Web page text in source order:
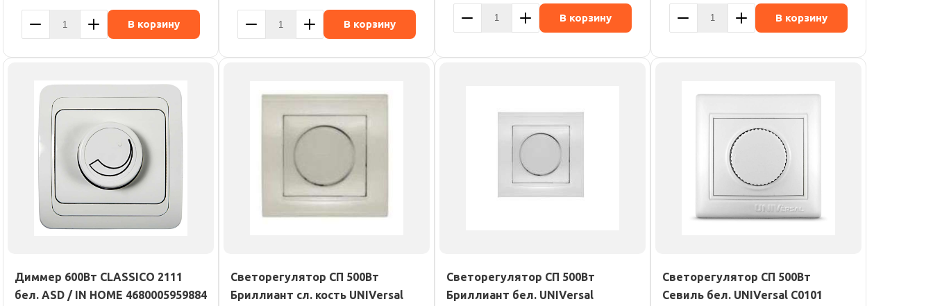
В корзину В корзину
В корзину В корзину
Диммер 600Вт CLASSICO 2111
бел. ASD / IN HOME 4680005959884
Светорегулятор СП 500Вт
Бриллиант сл. кость UNIVersal
Светорегулятор СП 500Вт
Бриллиант бел. UNIVersal
Светорегулятор СП 500Вт
Севиль бел. UNIVersal С0101